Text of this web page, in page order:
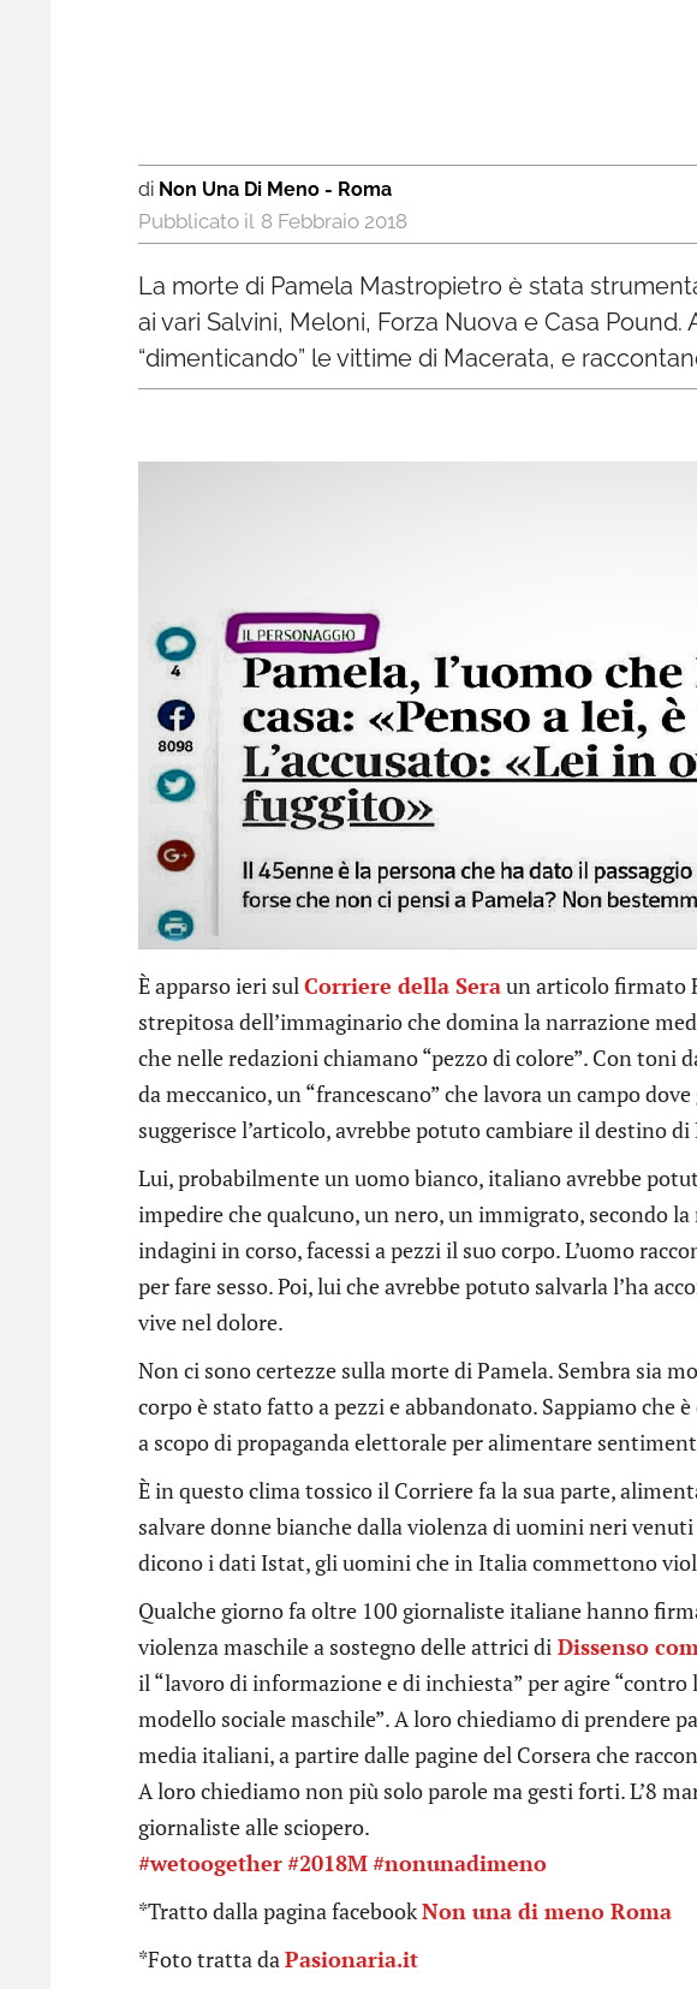
di Non Una Di Meno - Roma
8 Febbraio 2018
La morte di Pamela Mastropietro è stata
ai vari Salvini, Meloni, Forza Nuova e Casa
“dimenticando” le vittime di Macerata, e
È apparso ieri sulCorriere della Seraun articolo firmato
strepitosa dell’immaginario che domina la narrazione
che nelle redazioni chiamano “pezzo di colore”. Con toni
da meccanico, un “francescano” che lavora un campo
suggerisce l’articolo, avrebbe potuto cambiare il destino
Lui, probabilmente un uomo bianco, italiano avrebbe
impedire che qualcuno, un nero, un immigrato, secondo
indagini in corso, facessi a pezzi il suo corpo. L’uomo
per fare sesso. Poi, lui che avrebbe potuto salvarla l’ha
vive nel dolore.
Non ci sono certezze sulla morte di Pamela. Sembra sia
corpo è stato fatto a pezzi e abbandonato. Sappiamo che
a scopo di propaganda elettorale per alimentare
È in questo clima tossico il Corriere fa la sua parte,
salvare donne bianche dalla violenza di uomini neri
dicono i dati Istat, gli uomini che in Italia commettono
Qualche giorno fa oltre 100 giornaliste italiane hanno
violenza maschile a sostegno delle attrici di Dissenso
il “lavoro di informazione e di inchiesta” per agire
modello sociale maschile”. A loro chiediamo di prendere
media italiani, a partire dalle pagine del Corsera che
A loro chiediamo non più solo parole ma gesti forti. L’8
giornaliste alle sciopero.
#wetoogether#2018M#nonunadimeno
*Tratto dalla pagina facebookNon una di meno Roma
*Foto tratta daPasionaria.it